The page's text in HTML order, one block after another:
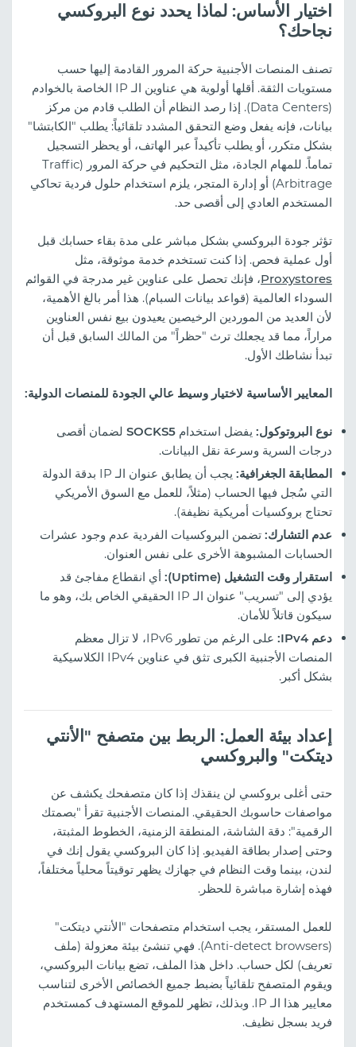
اختيار الأساس: لماذا يحدد نوع البروكسي
نجاحك؟
تصنف المنصات الأجنبية حركة المرور القادمة إليها حسب
مستويات الثقة. أقلها أولوية هي عناوين الـ IP الخاصة بالخوادم
(Data Centers). إذا رصد النظام أن الطلب قادم من مركز
بيانات، فإنه يفعل وضع التحقق المشدد تلقائياً: يطلب "الكابتشا"
بشكل متكرر، أو يطلب تأكيداً عبر الهاتف، أو يحظر التسجيل
تماماً. للمهام الجادة، مثل التحكيم في حركة المرور (Traffic
Arbitrage) أو إدارة المتجر، يلزم استخدام حلول فردية تحاكي
المستخدم العادي إلى أقصى حد.
تؤثر جودة البروكسي بشكل مباشر على مدة بقاء حسابك قبل
أول عملية فحص. إذا كنت تستخدم خدمة موثوقة، مثل
Proxystores، فإنك تحصل على عناوين غير مدرجة في القوائم
السوداء العالمية (قواعد بيانات السبام). هذا أمر بالغ الأهمية،
لأن العديد من الموردين الرخيصين يعيدون بيع نفس العناوين
مراراً، مما قد يجعلك ترث "حظراً" من المالك السابق قبل أن
تبدأ نشاطك الأول.
المعايير الأساسية لاختيار وسيط عالي الجودة للمنصات الدولية:
نوع البروتوكول: يفضل استخدام SOCKS5 لضمان أقصى
درجات السرية وسرعة نقل البيانات.
المطابقة الجغرافية:
يجب أن يطابق عنوان الـ IP بدقة الدولة
التي سُجل فيها الحساب (مثلاً، للعمل مع السوق الأمريكي
تحتاج بروكسيات أمريكية نظيفة).
عدم التشارك: تضمن البروكسيات الفردية عدم وجود عشرات
الحسابات المشبوهة الأخرى على نفس العنوان.
استقرار وقت التشغيل (Uptime):
أي انقطاع مفاجئ قد
يؤدي إلى "تسريب" عنوان الـ IP الحقيقي الخاص بك، وهو ما
سيكون قاتلاً للأمان.
دعم IPv4:
على الرغم من تطور IPv6، لا تزال معظم
المنصات الأجنبية الكبرى تثق في عناوين IPv4 الكلاسيكية
بشكل أكبر.
إعداد بيئة العمل: الربط بين متصفح "الأنتي
ديتكت" والبروكسي
حتى أغلى بروكسي لن ينقذك إذا كان متصفحك يكشف عن
مواصفات حاسوبك الحقيقي. المنصات الأجنبية تقرأ "بصمتك
الرقمية": دقة الشاشة، المنطقة الزمنية، الخطوط المثبتة،
وحتى إصدار بطاقة الفيديو. إذا كان البروكسي يقول إنك في
لندن، بينما وقت النظام في جهازك يظهر توقيتاً محلياً مختلفاً،
فهذه إشارة مباشرة للحظر.
للعمل المستقر، يجب استخدام متصفحات "الأنتي ديتكت"
(Anti-detect browsers). فهي تنشئ بيئة معزولة (ملف
تعريف) لكل حساب. داخل هذا الملف، تضع بيانات البروكسي،
ويقوم المتصفح تلقائياً بضبط جميع الخصائص الأخرى لتناسب
معايير هذا الـ IP. وبذلك، تظهر للموقع المستهدف كمستخدم
فريد بسجل نظيف.